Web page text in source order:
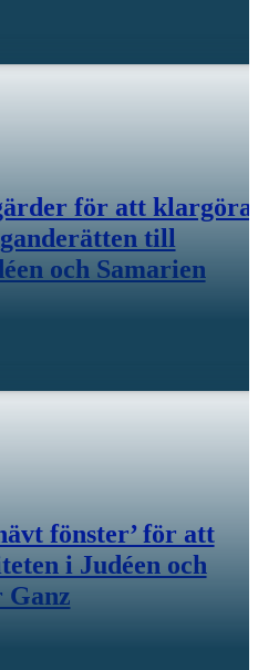
för att klargöra
till
och Samarien
fönster’ för att
i Judéen och
Ganz